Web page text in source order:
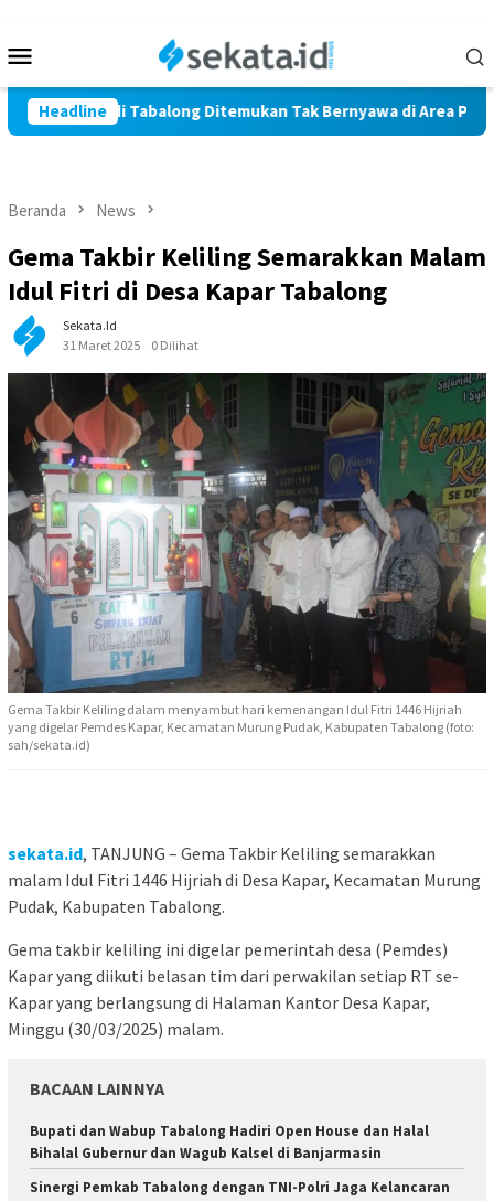
konten
Mobile
Headline
Marindi Tabalong Ditemukan Tak Bernyawa di Area
Beranda News
Gema Takbir Keliling Semarakkan Malam
Idul Fitri di Desa Kapar Tabalong
Sekata.id
31 Maret 2025
0 Dilihat
Gema Takbir Keliling dalam menyambut hari kemenangan Idul Fitri 1446 Hijriah
yang digelar Pemdes Kapar, Kecamatan Murung Pudak, Kabupaten Tabalong (foto:
sah/sekata.id)
sekata.id, TANJUNG – Gema Takbir Keliling semarakkan
malam Idul Fitri 1446 Hijriah di Desa Kapar, Kecamatan Murung
Pudak, Kabupaten Tabalong.
Gema takbir keliling ini digelar pemerintah desa (Pemdes)
Kapar yang diikuti belasan tim dari perwakilan setiap RT se-
Kapar yang berlangsung di Halaman Kantor Desa Kapar,
Minggu (30/03/2025) malam.
BACAAN LAINNYA
Bupati dan Wabup Tabalong Hadiri Open House dan Halal
Bihalal Gubernur dan Wagub Kalsel di Banjarmasin
Sinergi Pemkab Tabalong dengan TNI-Polri Jaga Kelancaran